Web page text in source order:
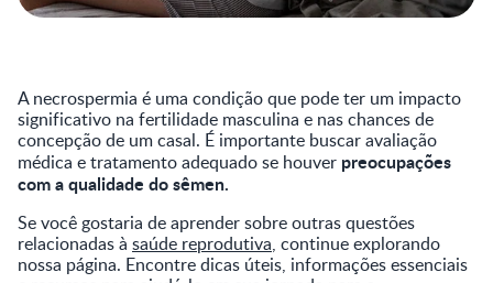
A necrospermia é uma condição que pode ter um impacto
significativo na fertilidade masculina e nas chances de
concepção de um casal. É importante buscar avaliação
médica e tratamento adequado se houver preocupações
com a qualidade do sêmen.
Se você gostaria de aprender sobre outras questões
relacionadas à saúde reprodutiva, continue explorando
nossa página. Encontre dicas úteis, informações essenciais